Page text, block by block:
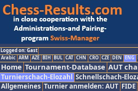
Logged on: Gast
Arabic ARM AZE BIH BUL CAT CHN CRO CZE DEN ENG
Home Tournament-Database AUT
Turnierschach-Elozahl Schnellschach-
Allgemeines Turnier anmelden: AUT FIDE